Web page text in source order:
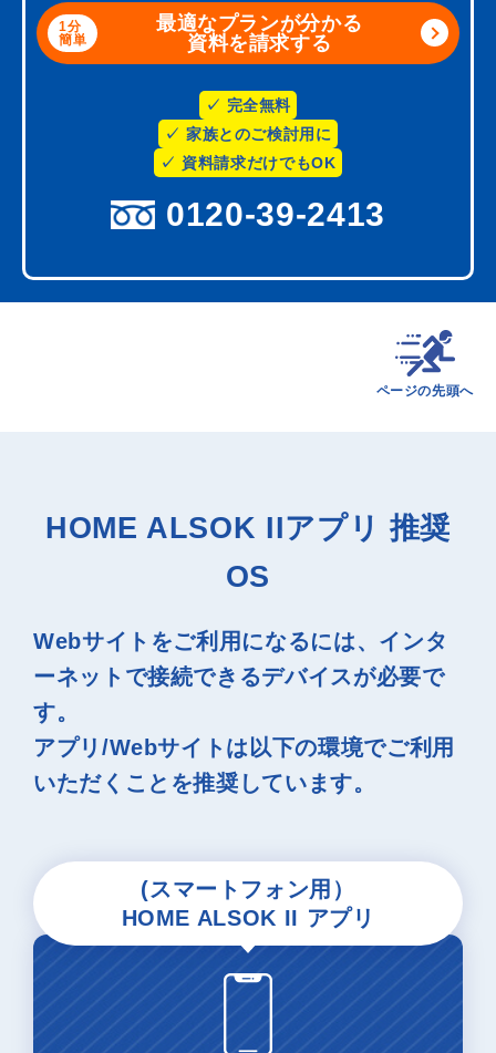
1分
簡単
最適なプランが分かる
資料を請求する
完全無料
家族とのご検討用に
資料請求だけでもOK
0120-39-2413
ページの先頭へ
HOME ALSOK IIアプリ 推奨
OS
Webサイトをご利用になるには、インタ
ーネットで接続できるデバイスが必要で
す。
アプリ/Webサイトは以下の環境でご利用
いただくことを推奨しています。
(スマートフォン用）
HOME ALSOK II アプリ